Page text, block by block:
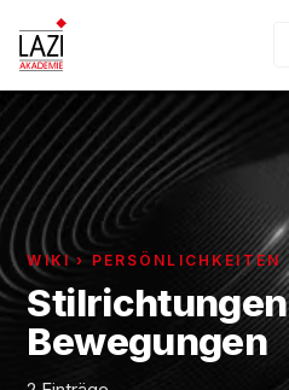
WIKI › PERSÖNLICHKEITEN
Stilrichtungen
Bewegungen